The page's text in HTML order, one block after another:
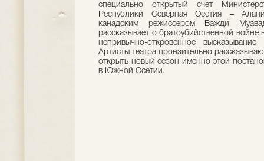
специально открытый счет
Республики Северная Осетия –
канадским режиссером Важди
рассказывает о братоубийственной
непривычно-откровенное
Артисты театра пронзительно
открыть новый сезон именно этой
в Южной Осетии.